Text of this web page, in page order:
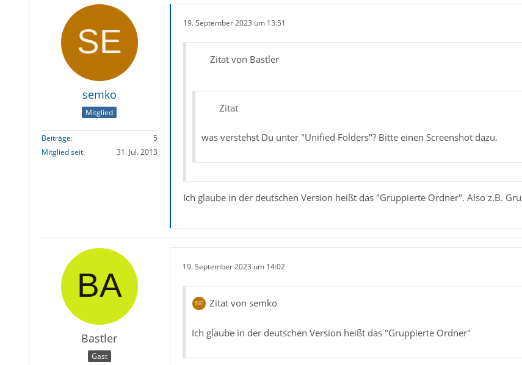
semko
Mitglied
Beiträge
5
Mitglied seit
31. Jul. 2013
19. September 2023 um 13:51
Zitat von Bastler
Zitat
was verstehst Du unter "Unified Folders"? Bitte einen Screenshot dazu.
Ich glaube in der deutschen Version heißt das "Gruppierte Ordner". Also z.B.
Bastler
Gast
19. September 2023 um 14:02
Zitat von semko
Ich glaube in der deutschen Version heißt das "Gruppierte Ordner"